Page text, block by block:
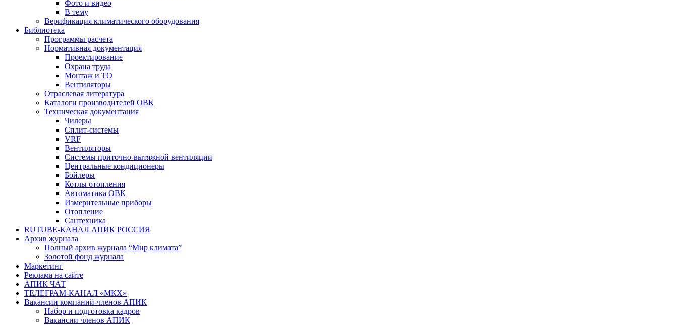
Фото и видео
В тему
Верификация климатического оборудования
Библиотека
Программы расчета
Нормативная документация
Проектирование
Охрана труда
Монтаж и ТО
Вентиляторы
Отраслевая литература
Каталоги производителей ОВК
Техническая документация
Чилеры
Сплит-системы
VRF
Вентиляторы
Системы приточно-вытяжной вентиляции
Центральные кондиционеры
Бойлеры
Котлы отопления
Автоматика ОВК
Измерительные приборы
Отопление
Сантехника
RUTUBE-КАНАЛ АПИК РОССИЯ
Архив журнала
Полный архив журнала “Мир климата”
Золотой фонд журнала
Маркетинг
Реклама на сайте
АПИК ЧАТ
ТЕЛЕГРАМ-КАНАЛ «МКХ»
Вакансии компаний-членов АПИК
Набор и подготовка кадров
Вакансии членов АПИК